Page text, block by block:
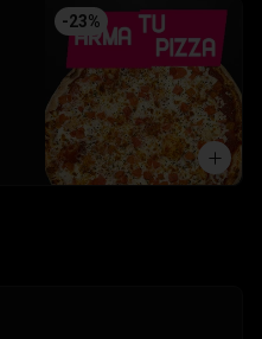
-23%